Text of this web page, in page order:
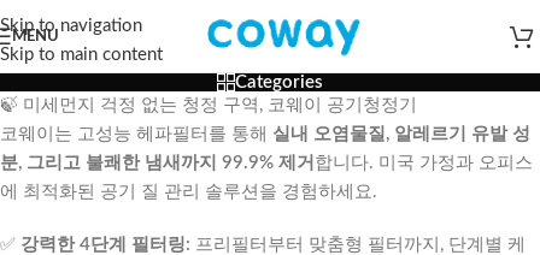
Skip to navigation
Skip to main content
MENU
Categories
🍃 미세먼지 걱정 없는 청정 구역, 코웨이 공기청정기
코웨이는 고성능 헤파필터를 통해 실내 오염물질, 알레르기 유발 성
분, 그리고 불쾌한 냄새까지 99.9% 제거 합니다. 미국 가정과 오피스
에 최적화된 공기 질 관리 솔루션을 경험하세요.
✅ 강력한 4단계 필터링: 프리필터부터 맞춤형 필터까지, 단계별 케